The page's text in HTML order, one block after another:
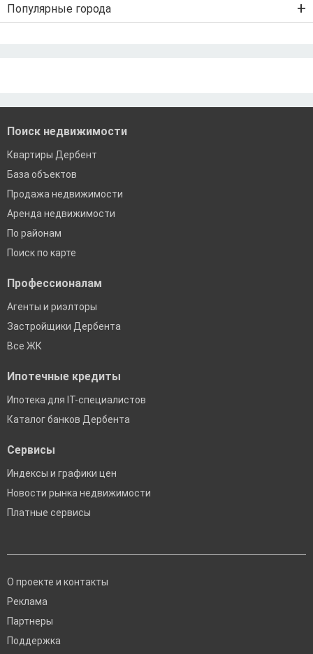
IT-ипотека
Рефинансирование ипотеки
Ипотека без подтверждения дохода
Популярные города
Поиск недвижимости
Квартиры Дербент
База объектов
Продажа недвижимости
Аренда недвижимости
По районам
Поиск по карте
Профессионалам
Агенты и риэлторы
Застройщики Дербента
Все ЖК
Ипотечные кредиты
Ипотека для IT-специалистов
Каталог банков Дербента
Сервисы
Индексы и графики цен
Новости рынка недвижимости
Платные сервисы
О проекте и контакты
Реклама
Партнеры
Поддержка